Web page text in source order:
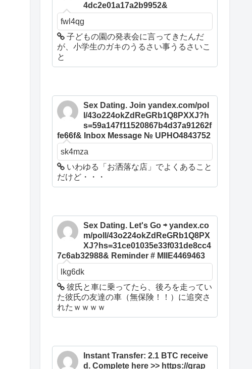
4dc2e01a17a2b9952&
fwl4qg
子どもの園の発表会に言ってきたんだ
が、小学生のガキのうるさい事うるさいこ
と
Sex Dating. Join yandex.com/pol
l/43o224okZdReGRb1Q8PXXJ?h
s=59a147f11520867b4d37a91262f
fe66f& Inbox Message № UPHO4843752
sk4mza
いわゆる「お洒落な店」でよくあること
だけど・・・
Sex Dating. Let's Go ⇨ yandex.co
m/poll/43o224okZdReGRb1Q8PX
XJ?hs=31ce01035e33f031de8cc4
7c6ab32988& Reminder # MIIE4469463
lkg6dk
彼氏と車に乗ってたら、後ろを走ってい
た彼氏の友達の車（無保険！！）に追突さ
れたｗｗｗｗ
Instant Transfer: 2.1 BTC receive
d. Complete here >> https://grap